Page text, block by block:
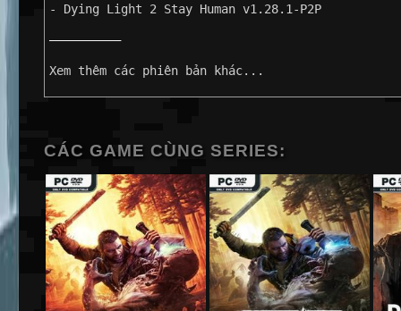
- Dying Light 2 Stay Human v1.28.1-P2P
——————————
Xem thêm các phiên bản khác...
CÁC GAME CÙNG SERIES: